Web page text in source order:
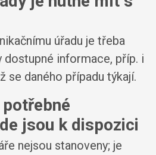
úřadu je třeba
dostupné informace, příp. i
se daného případu týkají.
jsou k dispozici
nejsou stanoveny; je